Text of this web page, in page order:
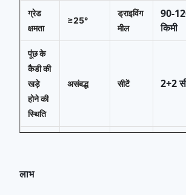
ग्रेड
क्षमता
≥25°
ड्राइविंग
मील
90-
किमी
पूंछ के
कैडी की
खड़े
होने की
स्थिति
असंबद्ध सीटें 2+2
ब्रेक
लाभ